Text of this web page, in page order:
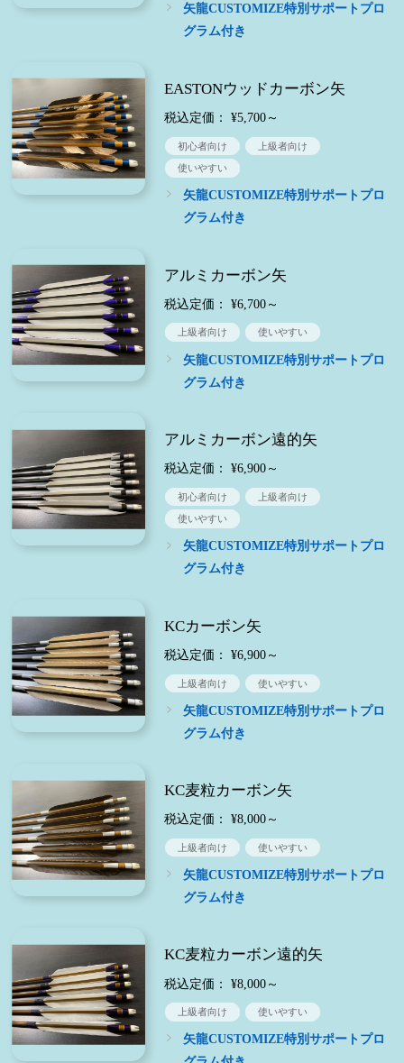
矢龍CUSTOMIZE特別サポートプロ
グラム付き
EASTONウッドカーボン矢
税込定価： ¥5,700～
初心者向け
上級者向け
使いやすい
矢龍CUSTOMIZE特別サポートプロ
グラム付き
アルミカーボン矢
税込定価： ¥6,700～
上級者向け 使いやすい
矢龍CUSTOMIZE特別サポートプロ
グラム付き
アルミカーボン遠的矢
税込定価： ¥6,900～
初心者向け
上級者向け
使いやすい
矢龍CUSTOMIZE特別サポートプロ
グラム付き
KCカーボン矢
税込定価： ¥6,900～
上級者向け 使いやすい
矢龍CUSTOMIZE特別サポートプロ
グラム付き
KC麦粒カーボン矢
税込定価： ¥8,000～
上級者向け 使いやすい
矢龍CUSTOMIZE特別サポートプロ
グラム付き
KC麦粒カーボン遠的矢
税込定価： ¥8,000～
上級者向け 使いやすい
矢龍CUSTOMIZE特別サポートプロ